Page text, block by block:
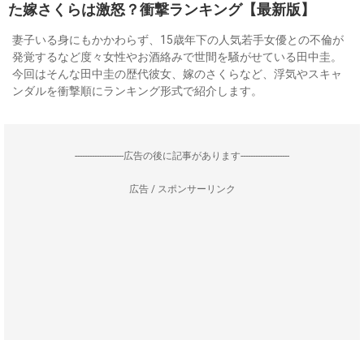
た嫁さくらは激怒？衝撃ランキング【最新版】
妻子いる身にもかかわらず、15歳年下の人気若手女優との不倫が
発覚するなど度々女性やお酒絡みで世間を騒がせている田中圭。
今回はそんな田中圭の歴代彼女、嫁のさくらなど、浮気やスキャ
ンダルを衝撃順にランキング形式で紹介します。
--------------------広告の後に記事があります--------------------
広告 / スポンサーリンク